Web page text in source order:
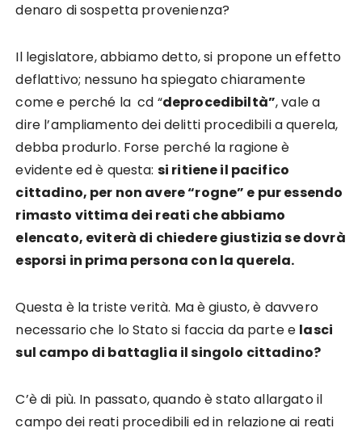
denaro di sospetta provenienza?
Il legislatore, abbiamo detto, si propone un effetto
deflattivo; nessuno ha spiegato chiaramente
come e perché la cd “deprocedibiltà”, vale a
dire l’ampliamento dei delitti procedibili a querela,
debba produrlo. Forse perché la ragione è
evidente ed è questa: si ritiene il pacifico
cittadino, per non avere “rogne” e pur essendo
rimasto vittima dei reati che abbiamo
elencato, eviterà di chiedere giustizia se dovrà
esporsi in prima persona con la querela.
Questa è la triste verità. Ma è giusto, è davvero
necessario che lo Stato si faccia da parte e lasci
sul campo di battaglia il singolo cittadino?
C’è di più. In passato, quando è stato allargato il
campo dei reati procedibili ed in relazione ai reati